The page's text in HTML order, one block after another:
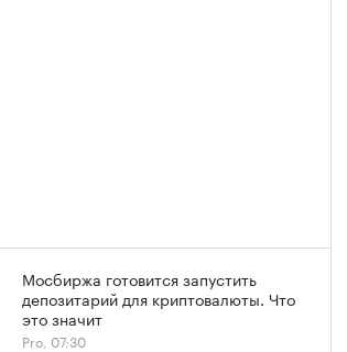
Мосбиржа готовится запустить
депозитарий для криптовалюты. Что
это значит
Pro, 07:30